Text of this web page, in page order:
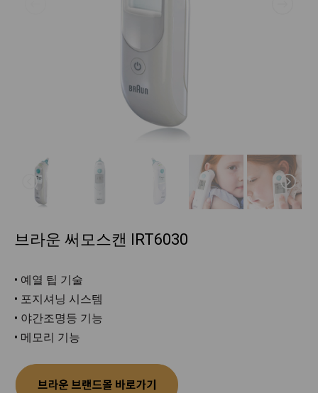
브라운 써모스캔 IRT6030
• 예열 팁 기술
• 포지셔닝 시스템
• 야간조명등 기능
• 메모리 기능